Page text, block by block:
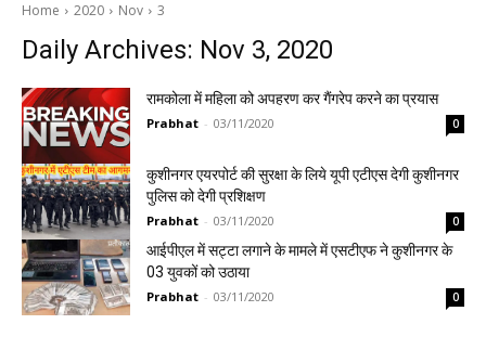
Home 2020 Nov 3
Daily Archives: Nov 3, 2020
रामकोला में महिला को अपहरण कर गैंगरेप करने का प्रयास
Prabhat - 03/11/2020 0
कुशीनगर एयरपोर्ट की सुरक्षा के लिये यूपी एटीएस देगी कुशीनगर
पुलिस को देगी प्रशिक्षण
Prabhat - 03/11/2020 0
आईपीएल में सट्टा लगाने के मामले में एसटीएफ ने कुशीनगर के
03 युवकों को उठाया
Prabhat - 03/11/2020 0